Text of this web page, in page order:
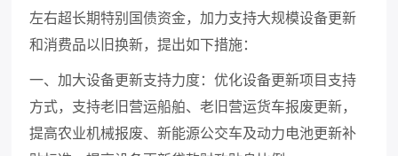
左右超长期特别国债资金，加力支持大规模设备更新
和消费品以旧换新，提出如下措施：
一、加大设备更新支持力度：优化设备更新项目支持
方式， 支持老旧营运船舶、老旧营运货车报废更新，
提高农业机械报废、新能源公交车及动力电池更新补